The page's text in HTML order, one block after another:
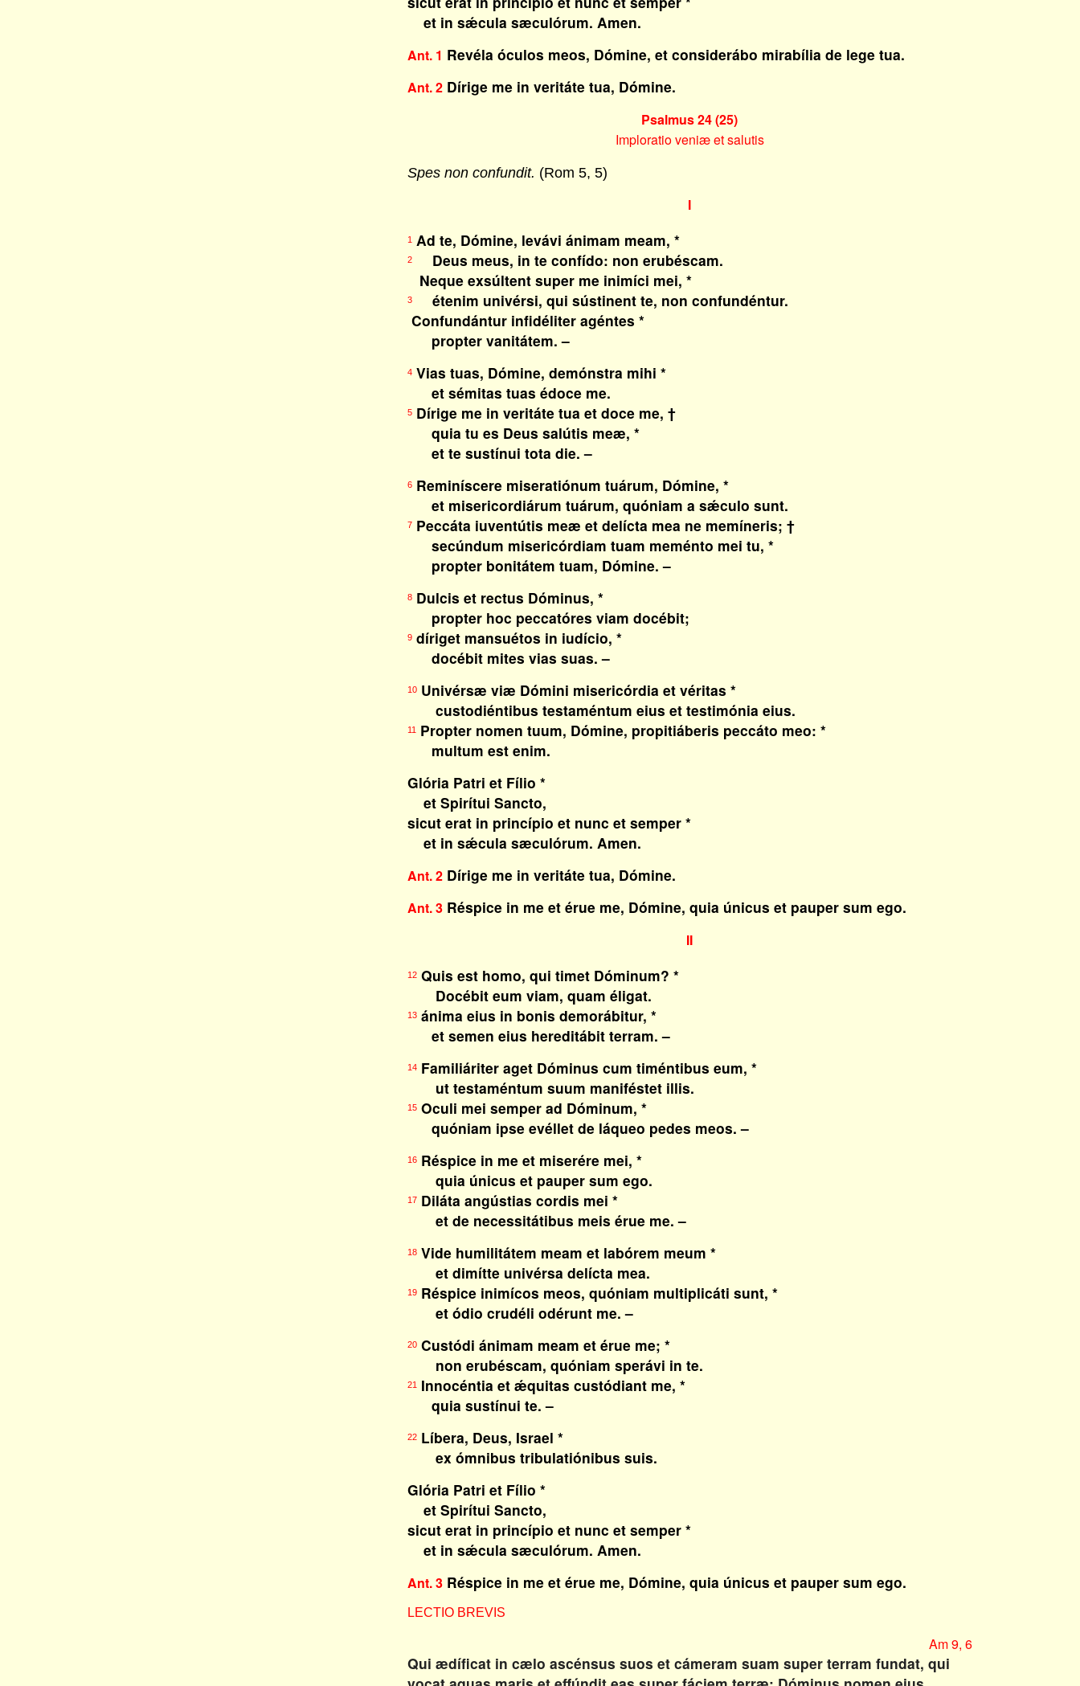
et in sǽcula sæculórum. Amen.
Ant. 1 Revéla óculos meos, Dómine, et considerábo mirabília de lege tua.
Ant. 2 Dírige me in veritáte tua, Dómine.
Psalmus 24 (25)
Imploratio veniæ et salutis
Spes non confundit. (Rom 5, 5)
I
1 Ad te, Dómine, levávi ánimam meam, *
2
Deus meus, in te confído: non erubéscam.
Neque exsúltent super me inimíci mei, *
3
étenim univérsi, qui sústinent te, non confundéntur.
Confundántur infidéliter agéntes *
propter vanitátem. –
4 Vias tuas, Dómine, demónstra mihi *
et sémitas tuas édoce me.
5 Dírige me in veritáte tua et doce me, †
quia tu es Deus salútis meæ, *
et te sustínui tota die. –
6 Reminíscere miseratiónum tuárum, Dómine, *
et misericordiárum tuárum, quóniam a sǽculo sunt.
7 Peccáta iuventútis meæ et delícta mea ne memíneris; †
secúndum misericórdiam tuam meménto mei tu, *
propter bonitátem tuam, Dómine. –
8 Dulcis et rectus Dóminus, *
propter hoc peccatóres viam docébit;
9 díriget mansuétos in iudício, *
docébit mites vias suas. –
10 Univérsæ viæ Dómini misericórdia et véritas *
custodiéntibus testaméntum eius et testimónia eius.
11
Propter nomen tuum, Dómine, propitiáberis peccáto meo: *
multum est enim.
Glória Patri et Fílio *
et Spirítui Sancto,
sicut erat in princípio et nunc et semper *
et in sǽcula sæculórum. Amen.
Ant. 2 Dírige me in veritáte tua, Dómine.
Ant. 3 Réspice in me et érue me, Dómine, quia únicus et pauper sum ego.
II
12 Quis est homo, qui timet Dóminum? *
Docébit eum viam, quam éligat.
13 ánima eius in bonis demorábitur, *
et semen eius hereditábit terram. –
14 Familiáriter aget Dóminus cum timéntibus eum, *
ut testaméntum suum maniféstet illis.
15 Oculi mei semper ad Dóminum, *
quóniam ipse evéllet de láqueo pedes meos. –
16 Réspice in me et miserére mei, *
quia únicus et pauper sum ego.
17 Diláta angústias cordis mei *
et de necessitátibus meis érue me. –
18 Vide humilitátem meam et labórem meum *
et dimítte univérsa delícta mea.
19 Réspice inimícos meos, quóniam multiplicáti sunt, *
et ódio crudéli odérunt me. –
20 Custódi ánimam meam et érue me; *
non erubéscam, quóniam sperávi in te.
21
Innocéntia et ǽquitas custódiant me, *
quia sustínui te. –
22 Líbera, Deus, Israel *
ex ómnibus tribulatiónibus suis.
Glória Patri et Fílio *
et Spirítui Sancto,
sicut erat in princípio et nunc et semper *
et in sǽcula sæculórum. Amen.
Ant. 3 Réspice in me et érue me, Dómine, quia únicus et pauper sum ego.
LECTIO BREVIS
Am 9, 6
Qui ædíficat in cælo ascénsus suos et cámeram suam super terram fundat, qui